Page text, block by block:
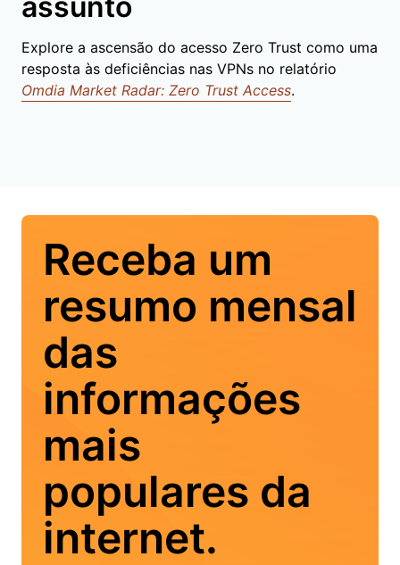
Explore a ascensão do acesso Zero Trust como uma
resposta às deficiências nas VPNs no relatório
Omdia Market Radar: Zero Trust Access.
Receba um
resumo mensal
das
informações
mais
populares da
internet.